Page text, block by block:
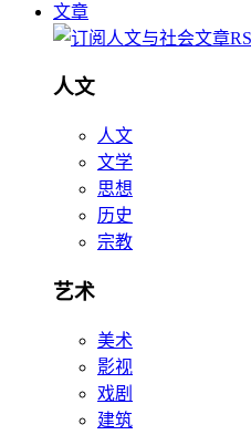
文章
人文
人文
文学
思想
历史
宗教
艺术
美术
影视
戏剧
建筑